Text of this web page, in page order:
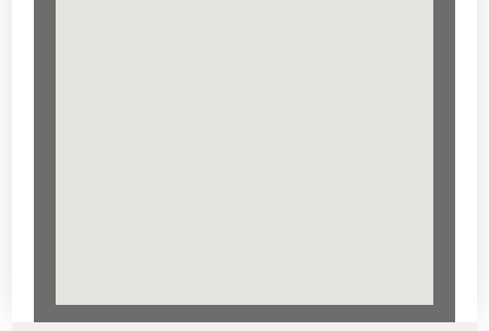
soap2daygoogle maps embed generator